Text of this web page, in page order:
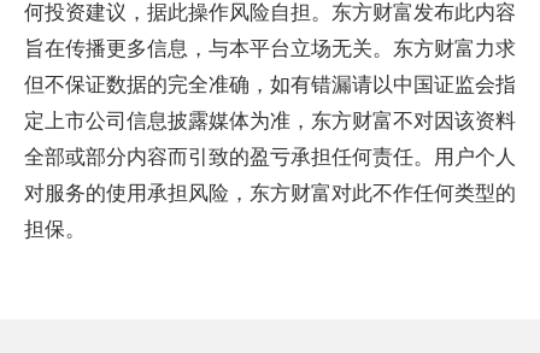
何投资建议，据此操作风险自担。东方财富发布此内容
旨在传播更多信息，与本平台立场无关。东方财富力求
但不保证数据的完全准确，如有错漏请以中国证监会指
定上市公司信息披露媒体为准，东方财富不对因该资料
全部或部分内容而引致的盈亏承担任何责任。用户个人
对服务的使用承担风险，东方财富对此不作任何类型的
担保。